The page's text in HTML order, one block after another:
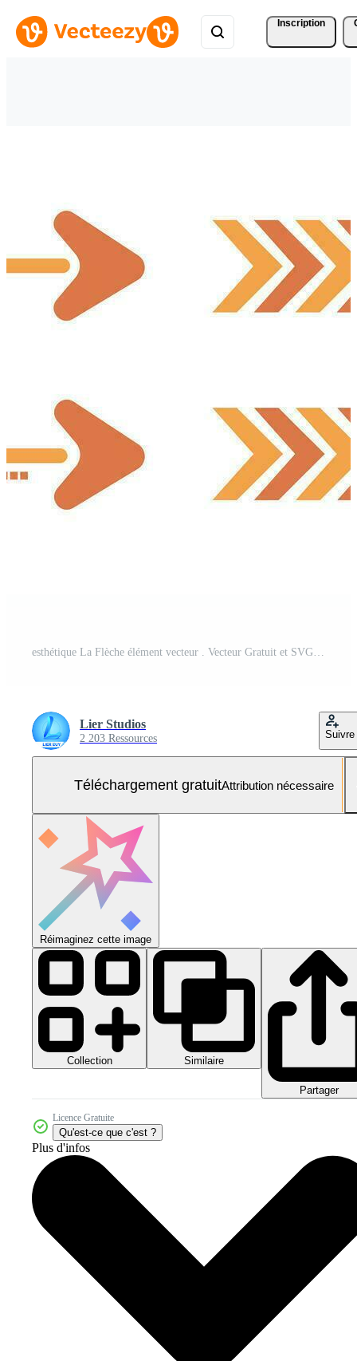
Inscription
esthétique La Flèche élément vecteur . Vecteur Gratuit et SVG Gratuit
Lier Studios
2 203 Ressources Suivre
Téléchargement gratuitAttribution nécessaire
Réimaginez cette image
Collection Similaire
Partager
Licence Gratuite
Qu'est-ce que c'est ?
Plus d'infos